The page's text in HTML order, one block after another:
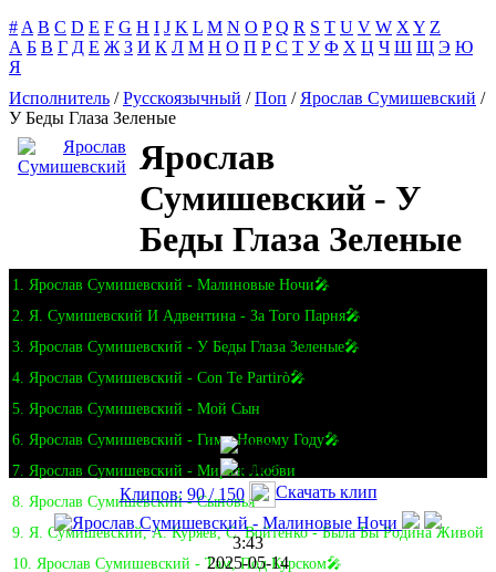
# A B C D E F G H I J K L M N O P Q R S T U V W X Y Z
А Б В Г Д Е Ж З И К Л М Н О П Р С Т У Ф Х Ц Ч Ш Щ Э Ю
Я
Исполнитель /Русскоязычный /Поп / Ярослав Сумишевский /
У Беды Глаза Зеленые
Ярослав
Сумишевский - У
Беды Глаза Зеленые
1. Ярослав Сумишевский - Малиновые Ночи🎤
2. Я. Сумишевский И Адвентина - За Того Парня🎤
3. Ярослав Сумишевский - У Беды Глаза Зеленые🎤
4. Ярослав Сумишевский - Con Te Partirò🎤
5. Ярослав Сумишевский - Мой Сын
6. Ярослав Сумишевский - Гимн Новому Году🎤
7. Ярослав Сумишевский - Мираж Любви
8. Ярослав Сумишевский - Сыновья
9. Я. Сумишевский, А. Куряев, С. Войтенко - Была Бы Родина Живой
10. Ярослав Сумишевский - Там, Под Курском🎤
Клипов: 90 / 150 Скачать клип
3:43
2025-05-14